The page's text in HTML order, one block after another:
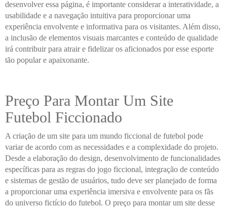
desenvolver essa página, é importante considerar a interatividade, a
usabilidade e a navegação intuitiva para proporcionar uma
experiência envolvente e informativa para os visitantes. Além disso,
a inclusão de elementos visuais marcantes e conteúdo de qualidade
irá contribuir para atrair e fidelizar os aficionados por esse esporte
tão popular e apaixonante.
Preço Para Montar Um Site
Futebol Ficcionado
A criação de um site para um mundo ficcional de futebol pode
variar de acordo com as necessidades e a complexidade do projeto.
Desde a elaboração do design, desenvolvimento de funcionalidades
específicas para as regras do jogo ficcional, integração de conteúdo
e sistemas de gestão de usuários, tudo deve ser planejado de forma
a proporcionar uma experiência imersiva e envolvente para os fãs
do universo fictício do futebol. O preço para montar um site desse